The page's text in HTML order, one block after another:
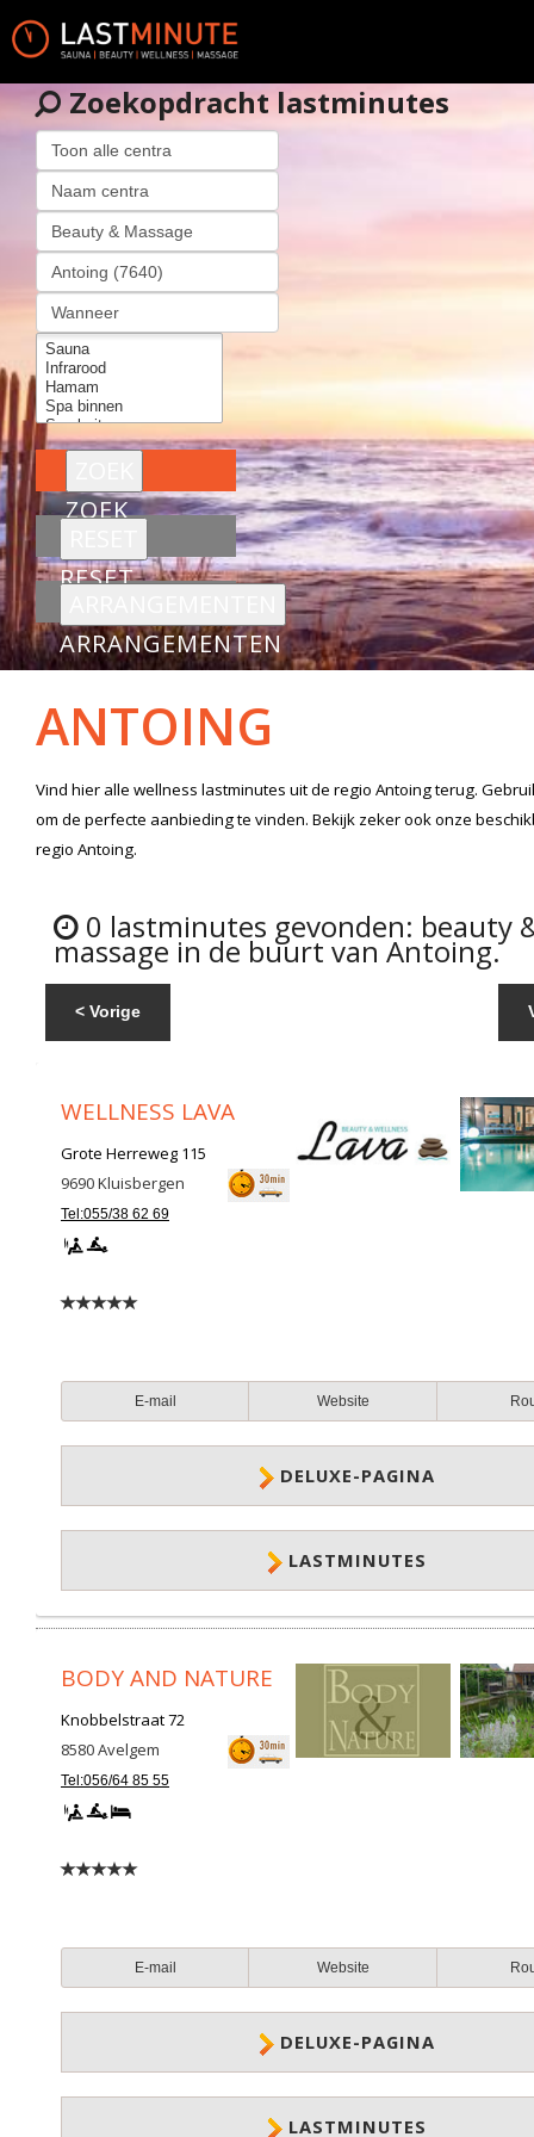
Zoekopdracht lastminutes
ZOEK
RESET
ARRANGEMENTEN
ANTOING
Vind hier alle wellness lastminutes uit de regio Antoingterug.
om de perfecte aanbieding te vinden. Bekijk zeker ook onze
regio Antoing.
0 lastminutes gevonden: beauty
massage in de buurt van Antoing.
< Vorige
WELLNESS LAVA
Grote Herreweg 115
9690Kluisbergen
Tel:055/38 62 69
E-mail Website
DELUXE-PAGINA
LASTMINUTES
BODY AND NATURE
Knobbelstraat 72
8580Avelgem
Tel:056/64 85 55
E-mail Website
DELUXE-PAGINA
LASTMINUTES